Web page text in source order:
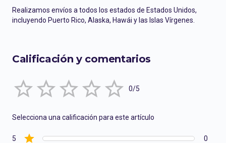
Realizamos envíos a todos los estados de Estados Unidos,
incluyendo Puerto Rico, Alaska, Hawái y las Islas Vírgenes.
Calificación y comentarios
1 Star2 Stars
3 Stars
4 Stars
5 Stars
Empty
0/5
Selecciona una calificación para este artículo
5 0